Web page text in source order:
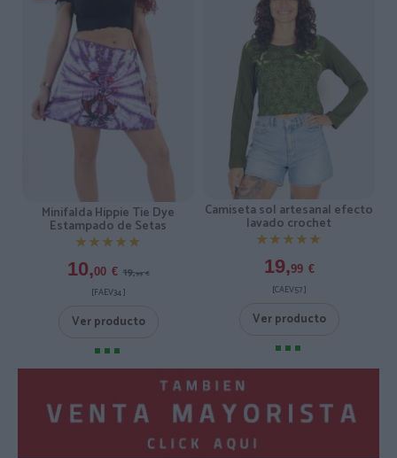
Minifalda Hippie Tie Dye
Estampado de Setas
★★★★★
★★★★★
10,00 € 19,99 €
[FAEV34 ]
Ver producto
Camiseta sol artesanal efecto
lavado crochet
★★★★★
★★★★★
19,99 €
[CAEV57 ]
Ver producto